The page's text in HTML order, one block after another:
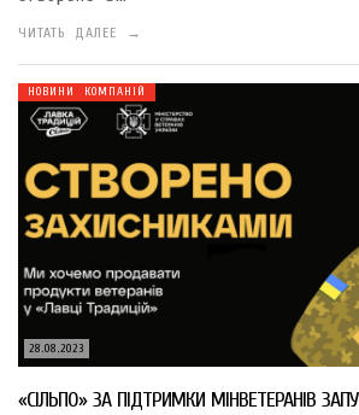
ЧИТАТЬ ДАЛЕЕ →
28.08.2023
НОВИНИ КОМПАНІЙ
«СІЛЬПО» ЗА ПІДТРИМКИ МІНВЕТЕРАНІВ